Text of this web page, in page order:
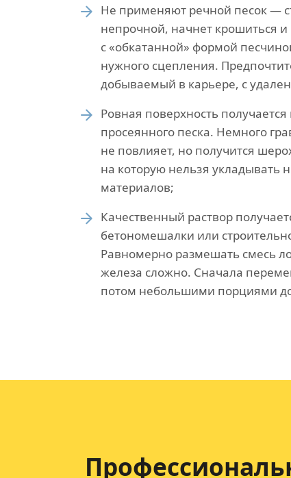
Не применяют речной песок —
непрочной, начнет крошиться и
с «обкатанной» формой
нужного сцепления.
добываемый в карьере, с
Ровная поверхность
просеянного песка. Немного
не повлияет, но получится
на которую нельзя укладывать
материалов;
Качественный раствор
бетономешалки или
Равномерно размешать смесь
железа сложно. Сначала
потом небольшими порциями